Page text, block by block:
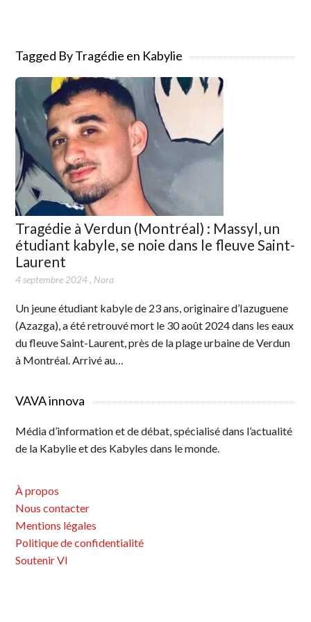
Tagged By Tragédie en Kabylie
Tragédie à Verdun (Montréal) : Massyl, un
étudiant kabyle, se noie dans le fleuve Saint-
Laurent
4 septembre 2024, Nora
Un jeune étudiant kabyle de 23 ans, originaire d’Iazuguene
(Azazga), a été retrouvé mort le 30 août 2024 dans les eaux
du fleuve Saint-Laurent, près de la plage urbaine de Verdun
à Montréal. Arrivé au…
VAVA innova
Média d’information et de débat, spécialisé dans l’actualité
de la Kabylie et des Kabyles dans le monde.
À propos
Nous contacter
Mentions légales
Politique de confidentialité
Soutenir VI